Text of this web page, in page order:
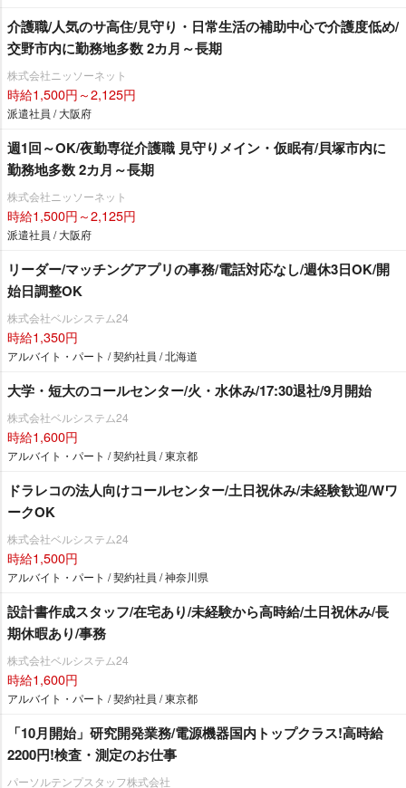
介護職/人気のサ高住/見守り・日常生活の補助中心で介護度低め/
交野市内に勤務地多数 2カ月～長期
株式会社ニッソーネット
時給1,500円～2,125円
派遣社員 / 大阪府
週1回～OK/夜勤専従介護職 見守りメイン・仮眠有/貝塚市内に
勤務地多数 2カ月～長期
株式会社ニッソーネット
時給1,500円～2,125円
派遣社員 / 大阪府
リーダー/マッチングアプリの事務/電話対応なし/週休3日OK/開
始日調整OK
株式会社ベルシステム24
時給1,350円
アルバイト・パート / 契約社員 / 北海道
大学・短大のコールセンター/火・水休み/17:30退社/9月開始
株式会社ベルシステム24
時給1,600円
アルバイト・パート / 契約社員 / 東京都
ドラレコの法人向けコールセンター/土日祝休み/未経験歓迎/Wワ
ークOK
株式会社ベルシステム24
時給1,500円
アルバイト・パート / 契約社員 / 神奈川県
設計書作成スタッフ/在宅あり/未経験から高時給/土日祝休み/長
期休暇あり/事務
株式会社ベルシステム24
時給1,600円
アルバイト・パート / 契約社員 / 東京都
「10月開始」研究開発業務/電源機器国内トップクラス!高時給
2200円!検査・測定のお仕事
パーソルテンプスタッフ株式会社